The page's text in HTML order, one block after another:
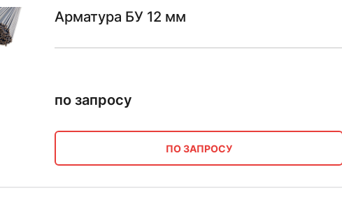
Арматура БУ 12 мм
по запросу
ПО ЗАПРОСУ